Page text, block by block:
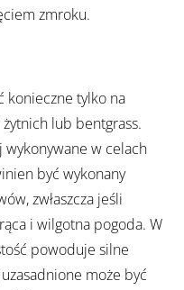
zmroku.
konieczne tylko na
lub bentgrass.
wykonywane w celach
być wykonany
zwłaszcza jeśli
i wilgotna pogoda. W
powoduje silne
może być